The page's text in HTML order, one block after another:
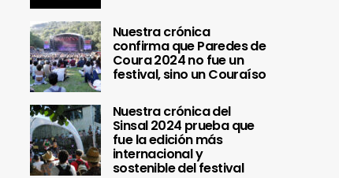
Nuestra crónica
confirma que Paredes de
Coura 2024 no fue un
festival, sino un Couraíso
Nuestra crónica del
Sinsal 2024 prueba que
fue la edición más
internacional y
sostenible del festival